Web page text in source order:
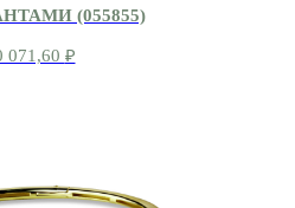
(055855)
071,60 ₽